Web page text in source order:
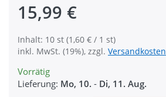
15,99 €
Inhalt: 10 st (1,60 € / 1 st)
inkl. MwSt. (19%), zzgl. Versandkosten
Vorrätig
Lieferung: Mo, 10. - Di, 11. Aug.